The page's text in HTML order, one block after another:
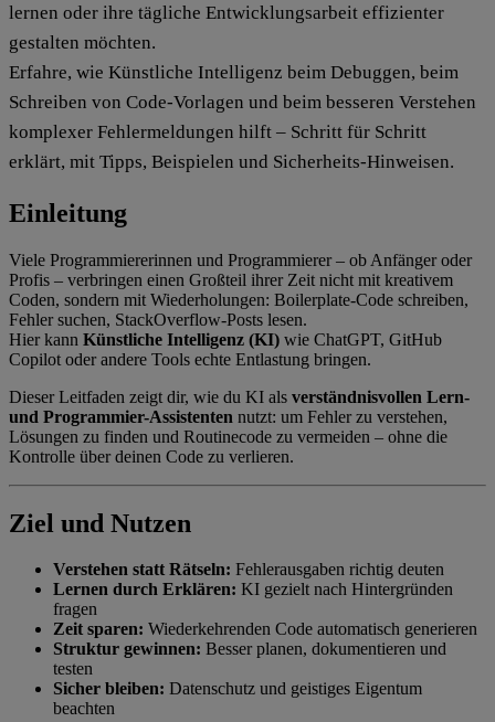
lernen oder ihre tägliche Entwicklungsarbeit effizienter
gestalten möchten.
Erfahre, wie Künstliche Intelligenz beim Debuggen, beim
Schreiben von Code-Vorlagen und beim besseren Verstehen
komplexer Fehlermeldungen hilft – Schritt für Schritt
erklärt, mit Tipps, Beispielen und Sicherheits-Hinweisen.
Einleitung
Viele Programmiererinnen und Programmierer – ob Anfänger oder
Profis – verbringen einen Großteil ihrer Zeit nicht mit kreativem
Coden, sondern mit Wiederholungen: Boilerplate-Code schreiben,
Fehler suchen, StackOverflow-Posts lesen.
Hier kann Künstliche Intelligenz (KI) wie ChatGPT, GitHub
Copilot oder andere Tools echte Entlastung bringen.
Dieser Leitfaden zeigt dir, wie du KI als verständnisvollen Lern-
und Programmier-Assistenten nutzt: um Fehler zu verstehen,
Lösungen zu finden und Routinecode zu vermeiden – ohne die
Kontrolle über deinen Code zu verlieren.
Ziel und Nutzen
Verstehen statt Rätseln: Fehlerausgaben richtig deuten
Lernen durch Erklären: KI gezielt nach Hintergründen
fragen
Zeit sparen: Wiederkehrenden Code automatisch generieren
Struktur gewinnen: Besser planen, dokumentieren und
testen
Sicher bleiben: Datenschutz und geistiges Eigentum
beachten